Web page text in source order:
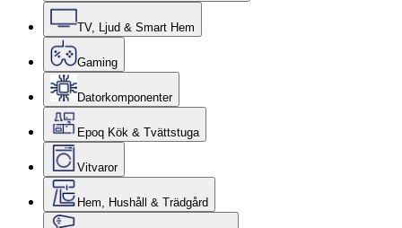
TV, Ljud & Smart Hem
Gaming
Datorkomponenter
Epoq Kök & Tvättstuga
Vitvaror
Hem, Hushåll & Trädgård